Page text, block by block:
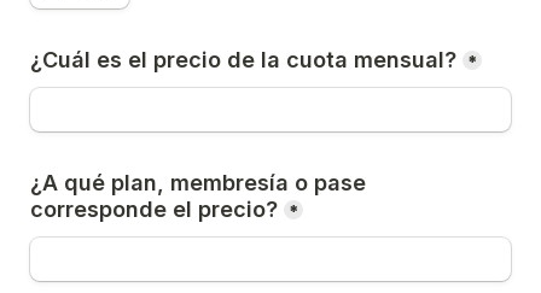
¿Cuál es el precio de la cuota mensual? *
¿A qué plan, membresía o pase
corresponde el precio? *